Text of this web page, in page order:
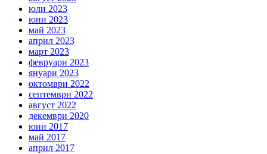
юли 2023
юни 2023
май 2023
април 2023
март 2023
февруари 2023
януари 2023
октомври 2022
септември 2022
август 2022
декември 2020
юни 2017
май 2017
април 2017